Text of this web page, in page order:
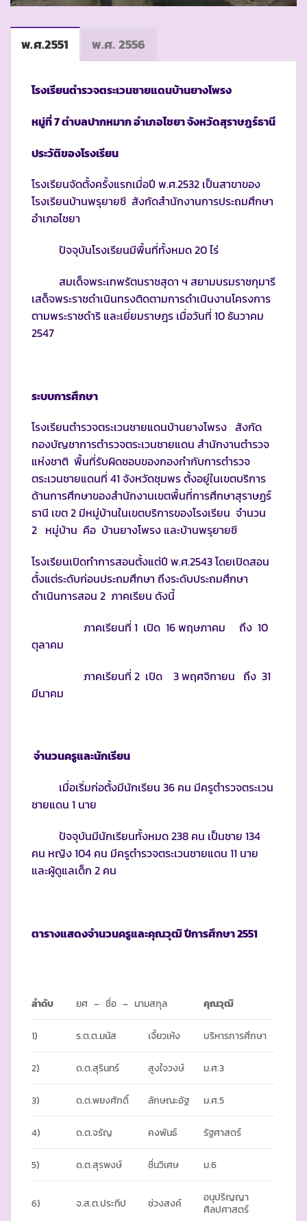
พ.ศ.2551 พ.ศ. 2556
โรงเรียนตำรวจตระเวนชายแดนบ้านยางโพรง
หมู่ที่ 7 ตำบลปากหมาก อำเภอไชยา จังหวัดสุราษฎร์ธานี
ประวัติของโรงเรียน
โรงเรียนจัดตั้งครั้งแรกเมื่อปี พ.ศ.2532 เป็นสาขาของ
โรงเรียนบ้านพรุยายชี สังกัดสำนักงานการประถมศึกษา
อำเภอไชยา
ปัจจุบันโรงเรียนมีพื้นที่ทั้งหมด 20 ไร่
สมเด็จพระเทพรัตนราชสุดา ฯ สยามบรมราชกุมารี
เสด็จพระราชดำเนินทรงติดตามการดำเนินงานโครงการ
ตามพระราชดำริ และเยี่ยมราษฎร เมื่อวันที่ 10 ธันวาคม
2547
ระบบการศึกษา
โรงเรียนตำรวจตระเวนชายแดนบ้านยางโพรง สังกัด
กองบัญชาการตำรวจตระเวนชายแดน สำนักงานตำรวจ
แห่งชาติ พื้นที่รับผิดชอบของกองกำกับการตำรวจ
ตระเวนชายแดนที่ 41 จังหวัดชุมพร ตั้งอยู่ในเขตบริการ
ด้านการศึกษาของสำนักงานเขตพื้นที่การศึกษาสุราษฏร์
ธานี เขต 2 มีหมู่บ้านในเขตบริการของโรงเรียน จำนวน
2 หมู่บ้าน คือ บ้านยางโพรง และบ้านพรุยายชี
โรงเรียนเปิดทำการสอนตั้งแต่ปี พ.ศ.2543 โดยเปิดสอน
ตั้งแต่ระดับก่อนประถมศึกษา ถึงระดับประถมศึกษา
ดำเนินการสอน 2 ภาคเรียน ดังนี้
ภาคเรียนที่ 1 เปิด 16 พฤษภาคม ถึง 10
ตุลาคม
ภาคเรียนที่ 2 เปิด 3 พฤศจิกายน ถึง 31
มีนาคม
จำนวนครูและนักเรียน
เมื่อเริ่มก่อตั้งมีนักเรียน 36 คน มีครูตำรวจตระเวน
ชายแดน 1 นาย
ปัจจุบันมีนักเรียนทั้งหมด 238 คน เป็นชาย 134
คน หญิง 104 คน มีครูตำรวจตระเวนชายแดน 11 นาย
และผู้ดูแลเด็ก 2 คน
ตารางแสดงจำนวนครูและคุณวุฒิ ปีการศึกษา 2551
ลำดับ ยศ – ชื่อ – นามสกุล คุณวุฒิ
1) ร.ต.ต.มนัส เจี้ยวเห้ง บริหารการศึกษา
2) ด.ต.สุรินทร์ สูงใจวงษ์ ม.ศ.3
3) ด.ต.พยงศักดิ์ ลักษณะอัฐ ม.ศ.5
4) ด.ต.จรัญ คงพันธ์ รัฐศาสตร์
5) ด.ต.สุรพงษ์ ชื่นวิเศษ ม.6
6) จ.ส.ต.ประทีป ช่วงสงค์
อนุปริญญา
ศิลปศาสตร์